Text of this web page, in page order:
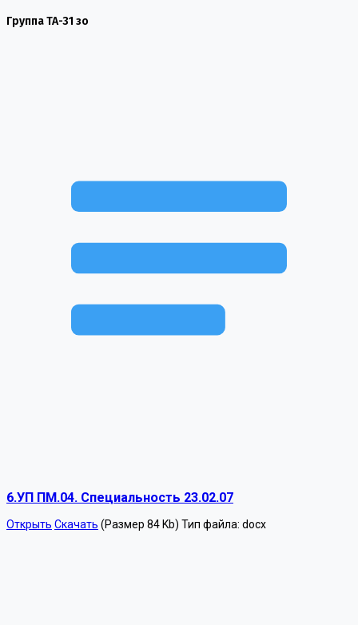
Группа ТА-31 зо
6.УП ПМ.04. Специальность 23.02.07
Открыть Скачать (Размер 84 Kb) Тип файла: docx